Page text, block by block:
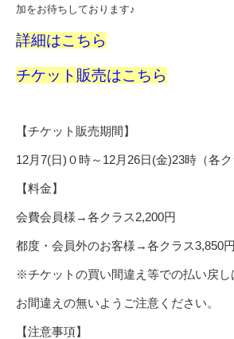
加をお待ちしております♪
詳細はこちら
チケット販売はこちら
【チケット販売期間】
12月7(日)０時～12月26日(金)23時（各ク
【料金】
会費会員様→各クラス2,200円
都度・会員外のお客様→各クラス3,850円
※チケットの買い間違え等での払い戻し
お間違えの無いようご注意ください。
【注意事項】